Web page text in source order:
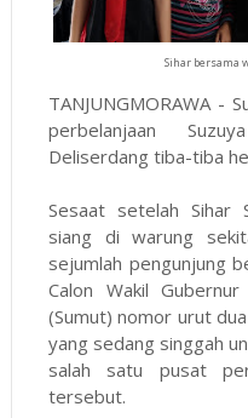
Sihar bersama
TANJUNGMORAWA -
perbelanjaan
Deliserdang tiba-tiba
Sesaat setelah Sihar
siang di warung
sejumlah pengunjung
Calon Wakil
(Sumut) nomor urut
yang sedang singgah
salah satu pusat
tersebut.